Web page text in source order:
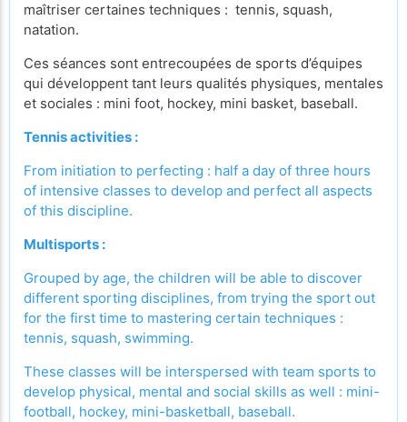
maîtriser certaines techniques : tennis, squash,
natation.
Ces séances sont entrecoupées de sports d’équipes
qui développent tant leurs qualités physiques, mentales
et sociales : mini foot, hockey, mini basket, baseball.
Tennis activities :
From initiation to perfecting : half a day of three hours
of intensive classes to develop and perfect all aspects
of this discipline.
Multisports :
Grouped by age, the children will be able to discover
different sporting disciplines, from trying the sport out
for the first time to mastering certain techniques :
tennis, squash, swimming.
These classes will be interspersed with team sports to
develop physical, mental and social skills as well : mini-
football, hockey, mini-basketball, baseball.